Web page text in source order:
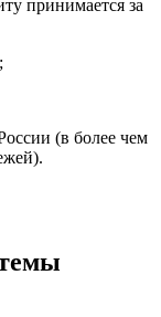
принимается за
(в более чем